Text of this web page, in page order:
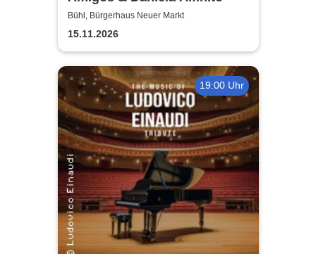
Bühl, Bürgerhaus Neuer Markt
15.11.2026
19:00 Uhr